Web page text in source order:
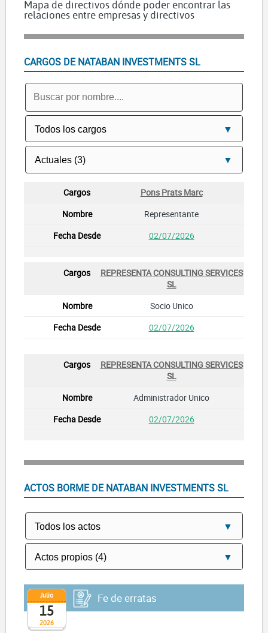
Mapa de directivos dónde poder encontrar las
relaciones entre empresas y directivos
CARGOS DE NATABAN INVESTMENTS SL
Pons Prats Marc
Representante
02/07/2026
REPRESENTA CONSULTING SERVICES
SL
Socio Unico
02/07/2026
REPRESENTA CONSULTING SERVICES
SL
Administrador Unico
02/07/2026
ACTOS BORME DE NATABAN INVESTMENTS SL
2026
Julio
15
Fe de erratas